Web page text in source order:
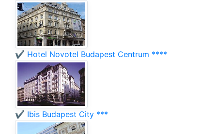
✔️ Hotel Novotel Budapest Centrum ****
✔️ Ibis Budapest City ***